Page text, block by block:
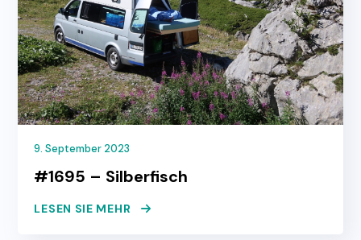
9. September 2023
#1695 – Silberfisch
LESEN SIE MEHR